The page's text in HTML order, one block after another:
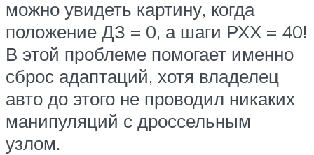
можно увидеть картину, когда
положение ДЗ = 0, а шаги РХХ = 40!
В этой проблеме помогает именно
сброс адаптаций, хотя владелец
авто до этого не проводил никаких
манипуляций с дроссельным
узлом.